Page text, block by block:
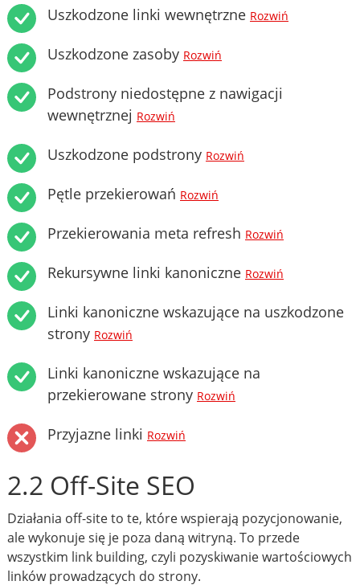
Uszkodzone linki wewnętrzne Rozwiń
Uszkodzone zasoby Rozwiń
Podstrony niedostępne z nawigacji
wewnętrznej Rozwiń
Uszkodzone podstrony Rozwiń
Pętle przekierowań Rozwiń
Przekierowania meta refresh Rozwiń
Rekursywne linki kanoniczne Rozwiń
Linki kanoniczne wskazujące na uszkodzone
strony Rozwiń
Linki kanoniczne wskazujące na
przekierowane strony Rozwiń
Przyjazne linki Rozwiń
2.2 Off-Site SEO
Działania off-site to te, które wspierają pozycjonowanie,
ale wykonuje się je poza daną witryną. To przede
wszystkim link building, czyli pozyskiwanie wartościowych
linków prowadzących do strony.